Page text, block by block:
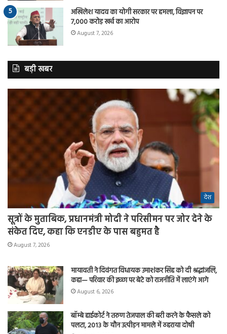
अखिलेश यादव का योगी सरकार पर हमला, विज्ञापन पर
7,000 करोड़ खर्च का आरोप
August 7, 2026
बड़ी खबर
देश
सूत्रों के मुताबिक, प्रधानमंत्री मोदी ने परिसीमन पर जोर देने के
संकेत दिए, कहा कि एनडीए के पास बहुमत है
August 7, 2026
मायावती ने दिवंगत विधायक उमाशंकर सिंह को दी श्रद्धांजलि,
कहा— परिवार की इच्छा पर बेटे को राजनीति में लाएंगे आगे
August 6, 2026
बॉम्बे हाईकोर्ट ने तरुण तेजपाल की बरी करने के फैसले को
पलटा, 2013 के यौन उत्पीड़न मामले में ठहराया दोषी